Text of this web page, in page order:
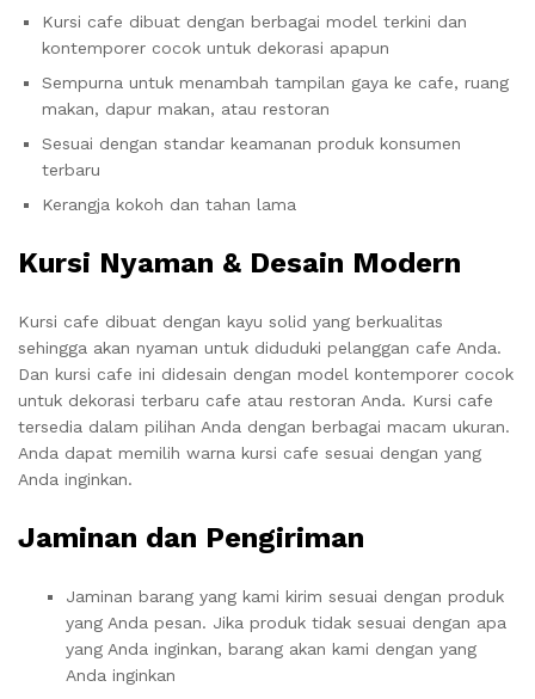
Kursi cafe dibuat dengan berbagai model terkini dan
kontemporer cocok untuk dekorasi apapun
Sempurna untuk menambah tampilan gaya ke cafe, ruang
makan, dapur makan, atau restoran
Sesuai dengan standar keamanan produk konsumen
terbaru
Kerangja kokoh dan tahan lama
Kursi Nyaman & Desain Modern
Kursi cafe dibuat dengan kayu solid yang berkualitas
sehingga akan nyaman untuk diduduki pelanggan cafe Anda.
Dan kursi cafe ini didesain dengan model kontemporer cocok
untuk dekorasi terbaru cafe atau restoran Anda. Kursi cafe
tersedia dalam pilihan Anda dengan berbagai macam ukuran.
Anda dapat memilih warna kursi cafe sesuai dengan yang
Anda inginkan.
Jaminan dan Pengiriman
Jaminan barang yang kami kirim sesuai dengan produk
yang Anda pesan. Jika produk tidak sesuai dengan apa
yang Anda inginkan, barang akan kami dengan yang
Anda inginkan